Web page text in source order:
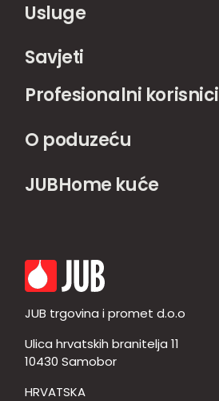
Usluge
Savjeti
Profesionalni korisnici
O poduzeću
JUBHome kuće
JUB trgovina i promet d.o.o
Ulica hrvatskih branitelja 11
10430 Samobor
HRVATSKA